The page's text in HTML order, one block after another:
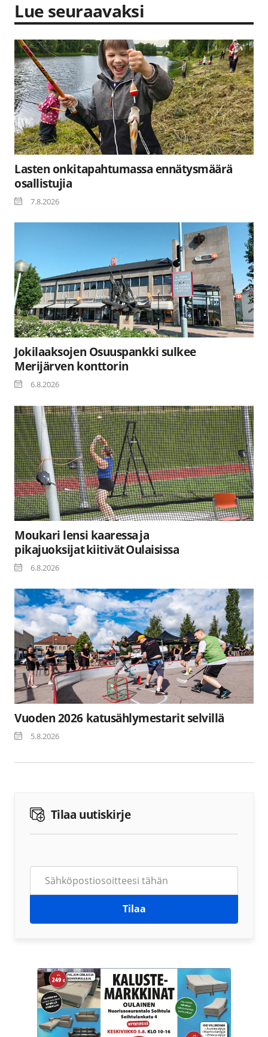
Lue seuraavaksi
Lasten onkitapahtumassa ennätysmäärä
osallistujia
7.8.2026
Jokilaaksojen Osuuspankki sulkee
Merijärven konttorin
6.8.2026
Moukari lensi kaaressa ja
pikajuoksijat kiitivät Oulaisissa
6.8.2026
Vuoden 2026 katusählymestarit selvillä
5.8.2026
Tilaa uutiskirje
Tilaa